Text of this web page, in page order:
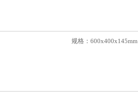
规格：600x400x145mm